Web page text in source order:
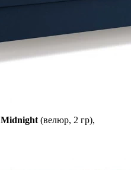
Midnight(велюр, 2 гр),